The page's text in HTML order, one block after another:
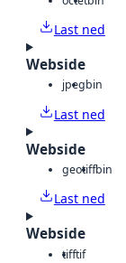
Last ned
Webside
jpegbin
Last ned
Webside
geotiffbin
Last ned
Webside
tifftif